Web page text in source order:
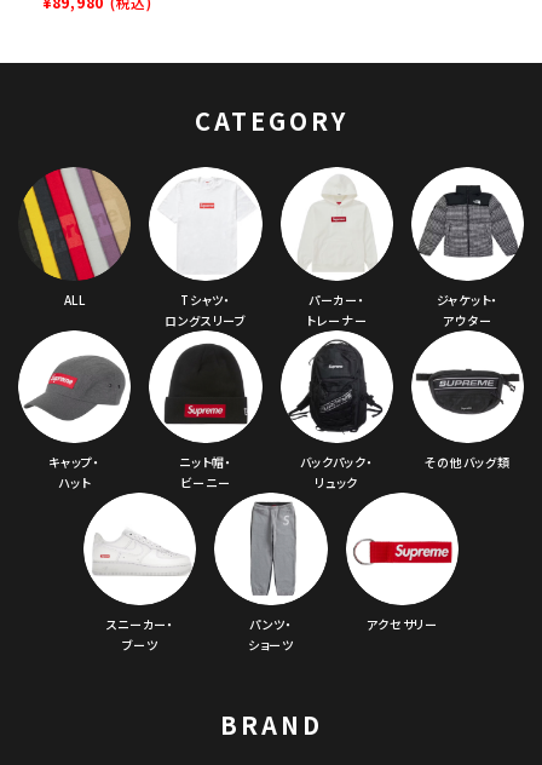
CATEGORY
ALL
Tシャツ・
ロングスリーブ
パーカー・
トレーナー
ジャケット・
アウター
キャップ・
ハット
ニット帽・
ビーニー
バックパック・
リュック
その他バッグ類
スニーカー・
ブーツ
パンツ・
ショーツ
アクセサリー
BRAND